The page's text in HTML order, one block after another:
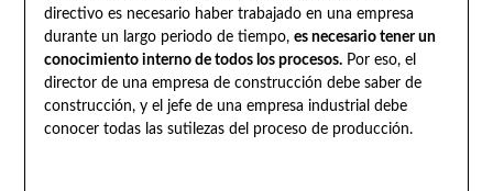
directivo es necesario haber trabajado en una empresa
durante un largo periodo de tiempo, es necesario tener un
conocimiento interno de todos los procesos.Por eso, el
director de una empresa de construcción debe saber de
construcción, y el jefe de una empresa industrial debe
conocer todas las sutilezas del proceso de producción.